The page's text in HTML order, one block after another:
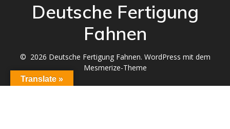
Deutsche Fertigung
Fahnen
© 2026 Deutsche Fertigung Fahnen. WordPress mit dem
Mesmerize-Theme
Translate »